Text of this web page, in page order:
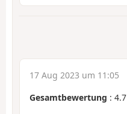
17 Aug 2023 um 11:05
Gesamtbewertung : 4.7